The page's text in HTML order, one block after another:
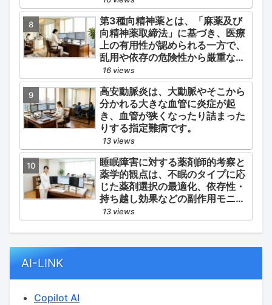
心血管イベント（脳梗塞・心筋梗
塞）の二次予防」の2軸を同時に
管理することにあります。
第3種向精神薬とは、「麻薬及び
向精神薬取締法」に基づき、医療
上の有用性が認められる一方で、
乱用や依存の危険性から厳重な管
理・規制が必要とされる薬物のう
ち、第1種・第2種よりも比較的リ
スクが低いと判断されて指定され
ている医薬品の分類です。
16 views
高安動脈炎は、大動脈やそこから
分かれる大きな血管に炎症が起
き、血管が狭くなったり詰まった
りする指定難病です。
13 views
睡眠障害に対する薬剤師的考察と
薬学的観点は、不眠のタイプに応
じた薬剤選択の最適化、依存性・
持ち越し効果などの副作用モニタ
リング、そして生活習慣（睡眠衛
生）の改善支援にあります。
13 views
AI-LINK
Copilot AI